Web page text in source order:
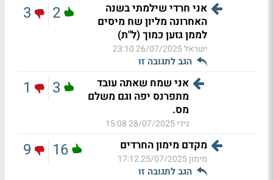
אני חרדי שילמתי בשנה
האחרונה מליון שח מיסים
לממן גזען כמוך (ל"ת)
ישראל26/07/2025 23:10
הגב לתגובה זו
2
3
אני שמח שאתה עובד
מתפרנס יפה וגם משלם
מס.
גידי28/07/2025 15:08
3
1
מקדם מימון החרדים
מימון25/07/2025 17:12
הגב לתגובה זו
16
9